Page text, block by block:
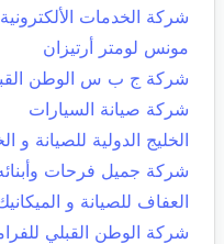
شركة الخدمات
مونس لومتر أرتيزان
شركة ج ب س الوطن
شركة صيانة السيارات
الخليج الدولية للصيانة و
شركة جميل فرحات
العفاف للصيانة و
شركة الوطن القبلي